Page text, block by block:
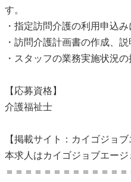
す。
・指定訪問介護の利用申込
・訪問介護計画書の作成、
・スタッフの業務実施状
【応募資格】
介護福祉士
【掲載サイト：カイゴジョブ
本求人はカイゴジョブエージ
＝＝＝＝＝＝＝＝＝＝＝＝＝